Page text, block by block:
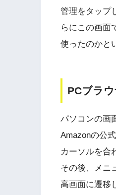
管理をタップ
らにこの画面
使ったのかと
PCブラ
パソコンの画
Amazonの公
カーソルを合
その後、メニ
高画面に遷移